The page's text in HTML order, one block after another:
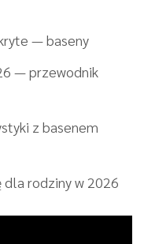
— baseny
— przewodnik
z basenem
dla rodziny w 2026